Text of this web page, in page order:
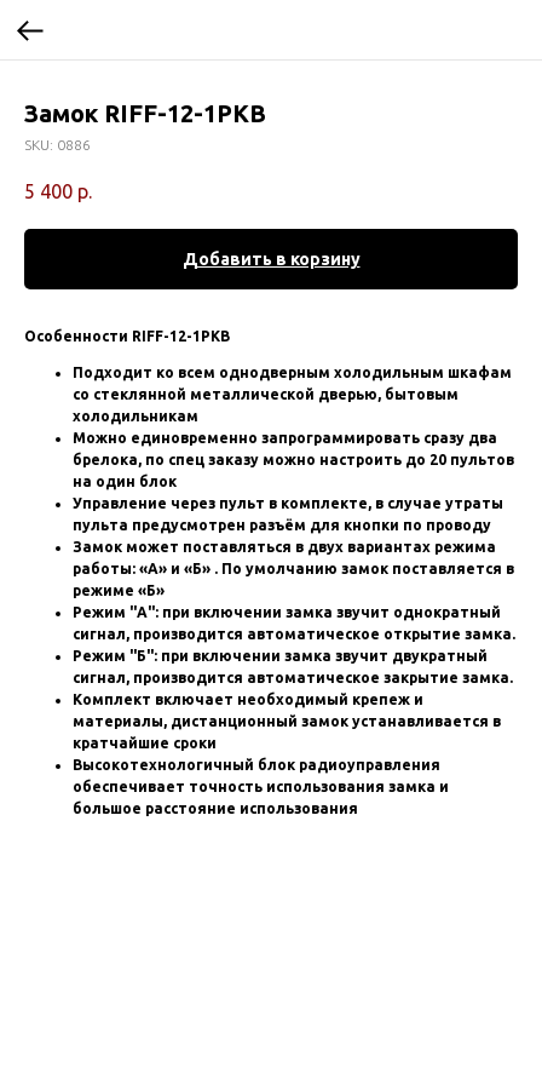
Замок RIFF-12-1PKB
SKU: 0886
5 400 р.
Добавить в корзину
Особенности RIFF-12-1PKВ
Подходит ко всем однодверным холодильным шкафам
со стеклянной металлической дверью, бытовым
холодильникам
Можно единовременно запрограммировать сразу два
брелока, по спец заказу можно настроить до 20 пультов
на один блок
Управление через пульт в комплекте, в случае утраты
пульта предусмотрен разъём для кнопки по проводу
Замок может поставляться в двух вариантах режима
работы: «А» и «Б» . По умолчанию замок поставляется в
режиме «Б»
Режим "А": при включении замка звучит однократный
сигнал, производится автоматическое открытие замка.
Режим "Б": при включении замка звучит двукратный
сигнал, производится автоматическое закрытие замка.
Комплект включает необходимый крепеж и
материалы, дистанционный замок устанавливается в
кратчайшие сроки
Высокотехнологичный блок радиоуправления
обеспечивает точность использования замка и
большое расстояние использования